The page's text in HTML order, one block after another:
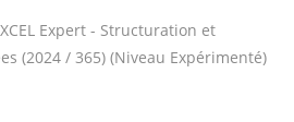
Expert - Structuration et
(2024 / 365) (Niveau Expérimenté)